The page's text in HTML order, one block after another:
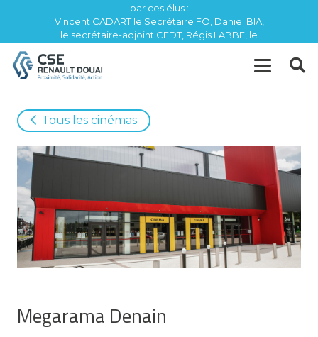
par ces élus :
Vincent CADART le Secrétaire FO, Daniel BIA,
le secrétaire-adjoint CFDT, Régis LABBE, le
Tous les cinémas
Megarama Denain